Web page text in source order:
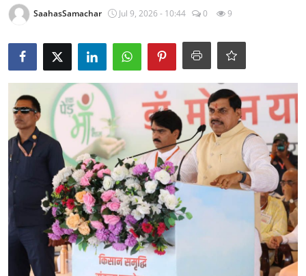
खेल
Epaper
धर्म
लाइफस्टाइल
टेक
SaahasSamachar Jul 9, 2026 - 10:44 0 9